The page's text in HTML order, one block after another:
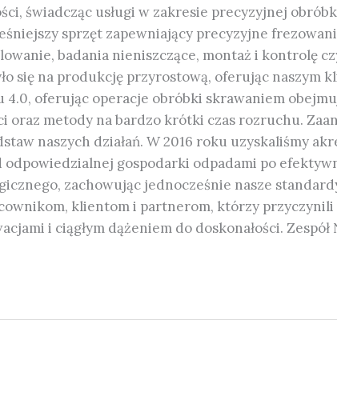
świadcząc usługi w zakresie precyzyjnej
sprzęt zapewniający precyzyjne
badania nieniszczące, montaż i kontrolę
się na produkcję przyrostową, oferując
4.0, oferując operacje obróbki skrawaniem
oraz metody na bardzo krótki czas rozruchu.
naszych działań. W 2016 roku uzyskaliśmy
gospodarki odpadami po
zachowując jednocześnie nasze
klientom i partnerom, którzy przyczynili
i ciągłym dążeniem do doskonałości.